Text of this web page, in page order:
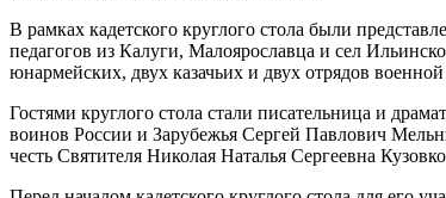
В рамках кадетского круглого стола были
педагогов из Калуги, Малоярославца и сел
юнармейских, двух казачьих и двух отрядов военной
Гостями круглого стола стали писательница и
воинов России и Зарубежья Сергей Павлович
честь Святителя Николая Наталья Сергеевна